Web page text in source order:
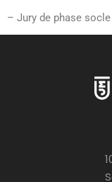
– Jury de phase